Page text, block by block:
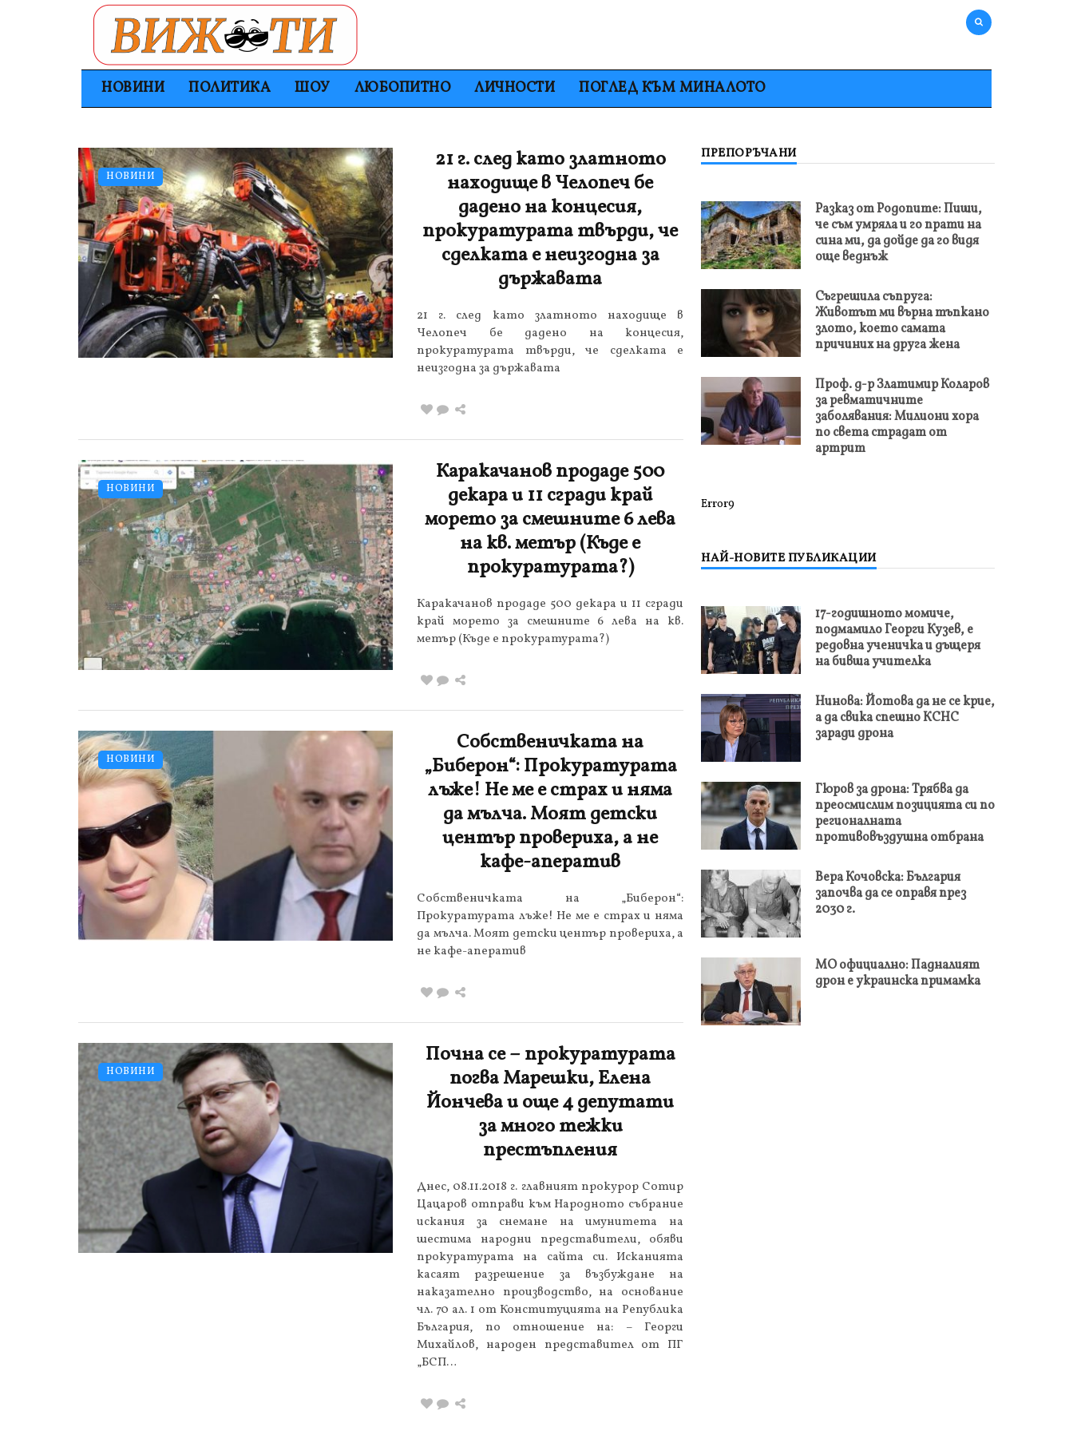
НОВИНИ ПОЛИТИКА ШОУ ЛЮБОПИТНО ЛИЧНОСТИ ПОГЛЕД КЪМ МИНАЛОТО
НОВИНИ
21 г. след като златното
находище в Челопеч бе
дадено на концесия,
прокуратурата твърди, че
сделката е неизгодна за
държавата
21 г. след като златното находище в
Челопеч бе дадено на концесия,
прокуратурата твърди, че сделката е
неизгодна за държавата
НОВИНИ
Каракачанов продаде 500
декара и 11 сгради край
морето за смешните 6 лева
на кв. метър (Къде е
прокуратурата?)
Каракачанов продаде 500 декара и 11 сгради
край морето за смешните 6 лева на кв.
метър (Къде е прокуратурата?)
НОВИНИ
Собственичката на
„Биберон“: Прокуратурата
лъже! Не ме е страх и няма
да мълча. Моят детски
център провериха, а не
кафе-аператив
Собственичката на „Биберон“:
Прокуратурата лъже! Не ме е страх и няма
да мълча. Моят детски център провериха, а
не кафе-аператив
НОВИНИ
Почна се – прокуратурата
погва Марешки, Елена
Йончева и още 4 депутати
за много тежки
престъпления
Днес, 08.11.2018 г. главният прокурор Сотир
Цацаров отправи към Народното събрание
искания за снемане на имунитета на
шестима народни представители, обяви
прокуратурата на сайта си. Исканията
касаят разрешение за възбуждане на
наказателно производство, на основание
чл. 70 ал. 1 от Конституцията на Република
България, по отношение на: – Георги
Михайлов, народен представител от ПГ
„БСП…
ПРЕПОРЪЧАНИ
Разказ от Родопите: Пиши,
че съм умряла и го прати на
сина ми, да дойде да го видя
още веднъж
Съгрешила съпруга:
Животът ми върна тъпкано
злото, което самата
причиних на друга жена
Проф. д-р Златимир Коларов
за ревматичните
заболявания: Милиони хора
по света страдат от
артрит
Error9
НАЙ-НОВИТЕ ПУБЛИКАЦИИ
17-годишното момиче,
подмамило Георги Кузев, е
редовна ученичка и дъщеря
на бивша учителка
Нинова: Йотова да не се крие,
а да свика спешно КСНС
заради дрона
Гюров за дрона: Трябва да
преосмислим позицията си по
регионалната
противовъздушна отбрана
Вера Кочовска: България
започва да се оправя през
2030 г.
МО официално: Падналият
дрон е украинска примамка